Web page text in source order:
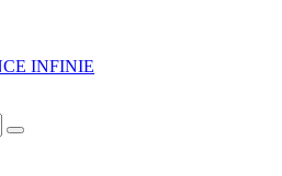
INFINIE